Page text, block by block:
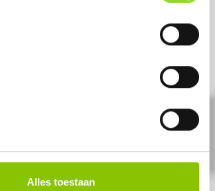
Alles toestaan
IN DE
in Nederland,
vuurwerk nooit ver